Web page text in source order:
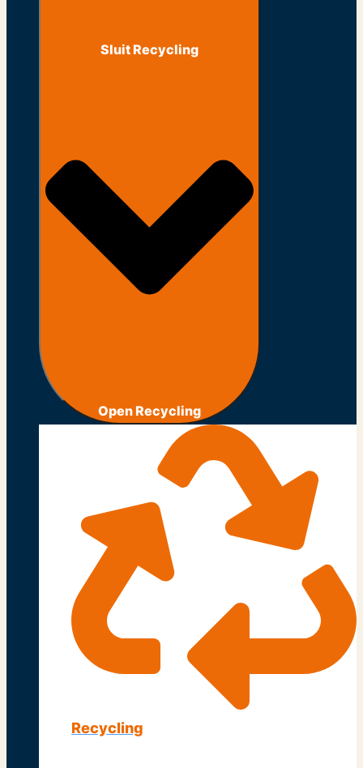
Sluit Recycling
Open Recycling
Recycling